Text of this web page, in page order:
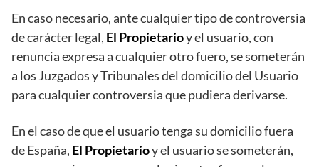
En caso necesario, ante cualquier tipo de controversia
de carácter legal, El Propietarioy el usuario, con
renuncia expresa a cualquier otro fuero, se someterán
a los Juzgados y Tribunales del domicilio del Usuario
para cualquier controversia que pudiera derivarse.
En el caso de que el usuario tenga su domicilio fuera
de España, El Propietarioy el usuario se someterán,